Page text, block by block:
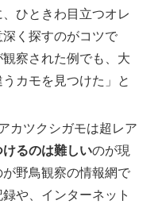
ひときわ目立つオレ
く探すのがコツで
察された例でも、大
カモを見つけた」と
カツクシガモは超レア
るのは難しいのが現
野鳥観察の情報網で
や、インターネット